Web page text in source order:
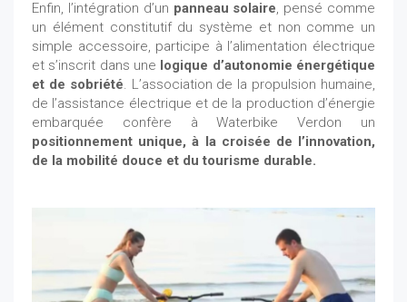
Enfin, l’intégration d’un panneau solaire, pensé comme
un élément constitutif du système et non comme un
simple accessoire, participe à l’alimentation électrique
et s’inscrit dans une logique d’autonomie énergétique
et de sobriété. L’association de la propulsion humaine,
de l’assistance électrique et de la production d’énergie
embarquée confère à Waterbike Verdon un
positionnement unique, à la croisée de l’innovation,
de la mobilité douce et du tourisme durable.